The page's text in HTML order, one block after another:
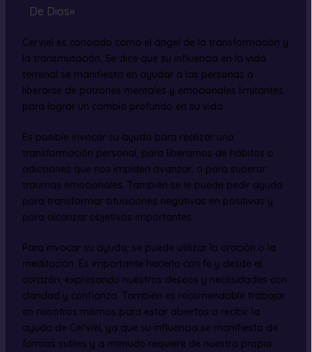
De Dios»
Cerviel es conocido como el ángel de la transformación y
la transmutación. Se dice que su influencia en la vida
terrenal se manifiesta en ayudar a las personas a
liberarse de patrones mentales y emocionales limitantes
para lograr un cambio profundo en su vida.
Es posible invocar su ayuda para realizar una
transformación personal, para liberarnos de hábitos o
adicciones que nos impiden avanzar, o para superar
traumas emocionales. También se le puede pedir ayuda
para transformar situaciones negativas en positivas y
para alcanzar objetivos importantes.
Para invocar su ayuda, se puede utilizar la oración o la
meditación. Es importante hacerlo con fe y desde el
corazón, expresando nuestros deseos y necesidades con
claridad y confianza. También es recomendable trabajar
en nosotros mismos para estar abiertos a recibir la
ayuda de Cerviel, ya que su influencia se manifiesta de
formas sutiles y a menudo requiere de nuestra propia